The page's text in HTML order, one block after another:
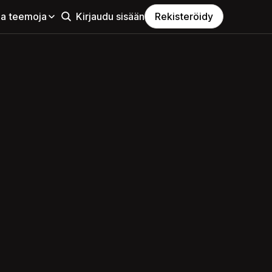
teemoja Kirjaudu sisään Rekisteröidy